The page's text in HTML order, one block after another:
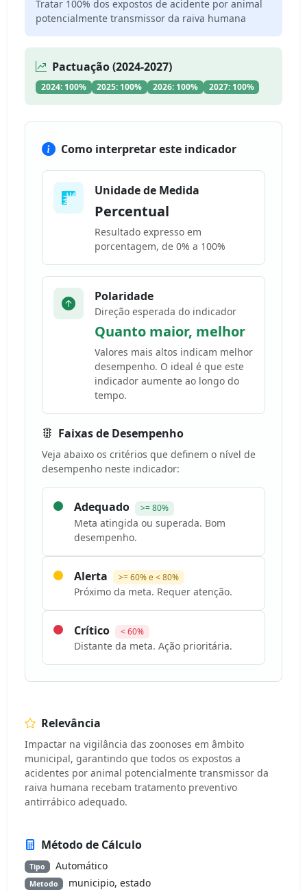
Tratar 100% dos expostos de acidente por animal
potencialmente transmissor da raiva humana
Pactuação (2024-2027)
2024: 100% 2025: 100% 2026: 100% 2027: 100%
Como interpretar este indicador
Unidade de Medida
Percentual
Resultado expresso em
porcentagem, de 0% a 100%
Polaridade
Direção esperada do indicador
Quanto maior, melhor
Valores mais altos indicam melhor
desempenho. O ideal é que este
indicador aumente ao longo do
tempo.
Faixas de Desempenho
Veja abaixo os critérios que definem o nível de
desempenho neste indicador:
Adequado >= 80%
Meta atingida ou superada. Bom
desempenho.
Alerta >= 60% e < 80%
Próximo da meta. Requer atenção.
Crítico < 60%
Distante da meta. Ação prioritária.
Relevância
Impactar na vigilância das zoonoses em âmbito
municipal, garantindo que todos os expostos a
acidentes por animal potencialmente transmissor da
raiva humana recebam tratamento preventivo
antirrábico adequado.
Método de Cálculo
Tipo Automático
Metodo municipio, estado